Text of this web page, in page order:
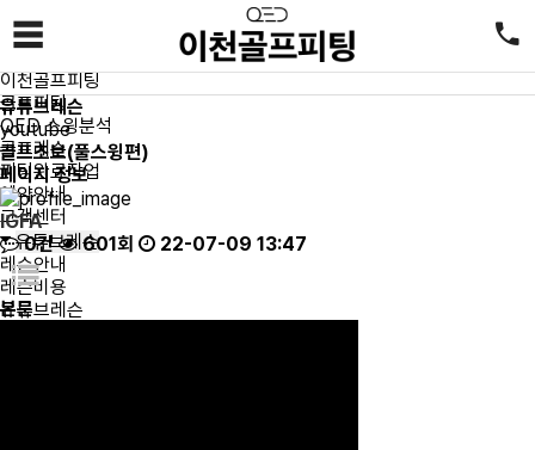
☰
이천골프피팅
골프피팅
QED 스윙분석
골프레슨
피팅완료작업
예약안내
고객센터
유튜브레슨
레슨안내
레슨비용
유튜브레슨
유튜브레슨
youtube
골프초보(풀스윙편)
페이지 정보
IGFA
0건
601회 22-07-09 13:47
본문